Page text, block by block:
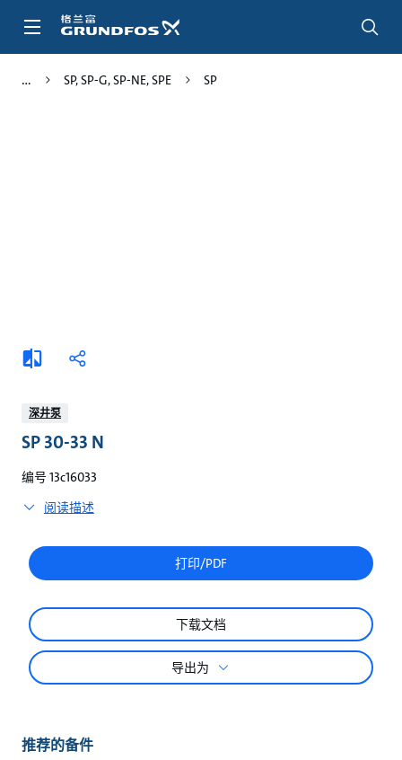
SP, SP-G, SP-NE, SPE SP
添
加
较
分
深井泵
SP 30-33 N
编号 13c16033
阅读描述
打印/PDF
下载文档
导出为
推荐的备件